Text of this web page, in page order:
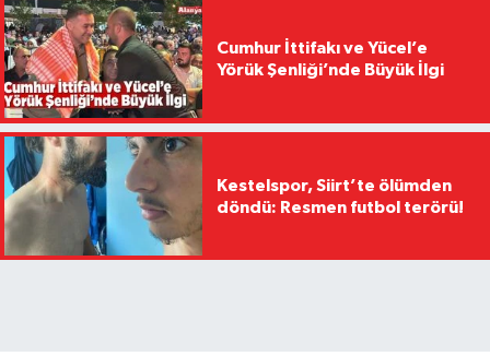
Cumhur İttifakı ve Yücel’e
Yörük Şenliği’nde Büyük İlgi
Kestelspor, Siirt’te ölümden
döndü: Resmen futbol terörü!